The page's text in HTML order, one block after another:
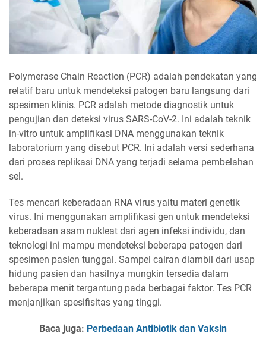
Polymerase Chain Reaction (PCR) adalah pendekatan yang
relatif baru untuk mendeteksi patogen baru langsung dari
spesimen klinis. PCR adalah metode diagnostik untuk
pengujian dan deteksi virus SARS-CoV-2. Ini adalah teknik
in-vitro untuk amplifikasi DNA menggunakan teknik
laboratorium yang disebut PCR. Ini adalah versi sederhana
dari proses replikasi DNA yang terjadi selama pembelahan
sel.
Tes mencari keberadaan RNA virus yaitu materi genetik
virus. Ini menggunakan amplifikasi gen untuk mendeteksi
keberadaan asam nukleat dari agen infeksi individu, dan
teknologi ini mampu mendeteksi beberapa patogen dari
spesimen pasien tunggal. Sampel cairan diambil dari usap
hidung pasien dan hasilnya mungkin tersedia dalam
beberapa menit tergantung pada berbagai faktor. Tes PCR
menjanjikan spesifisitas yang tinggi.
Baca juga: Perbedaan Antibiotik dan Vaksin